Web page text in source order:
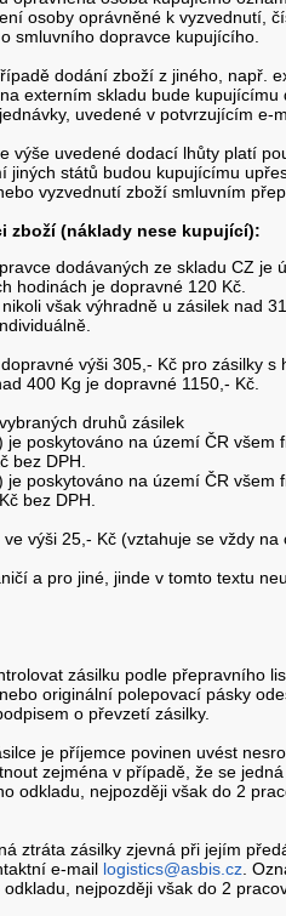
osoby oprávněné k vyzvednutí,
smluvního dopravce kupujícího.
dodání zboží z jiného, např.
externím skladu bude
uvedené v potvrzujícím e-
výše uvedené dodací lhůty platí
jiných států budou kupujícímu
vyzvednutí zboží smluvním
zboží (náklady nese kupující):
dodávaných ze skladu CZ je
hodinách je dopravné 120 Kč.
však výhradně u zásilek nad
výši 305,- Kč pro zásilky
400 Kg je dopravné 1150,- Kč.
druhů zásilek
je poskytováno na území ČR
bez DPH.
je poskytováno na území ČR
bez DPH.
výši 25,- Kč (vztahuje se vždy
a pro jiné, jinde v tomto textu
zásilku podle přepravního
originální polepovací pásky
o převzetí zásilky.
je příjemce povinen uvést
zejména v případě, že se
odkladu, nejpozději však do 2
ztráta zásilky zjevná při jejím
e-mail logistics@asbis.cz .
nejpozději však do 2